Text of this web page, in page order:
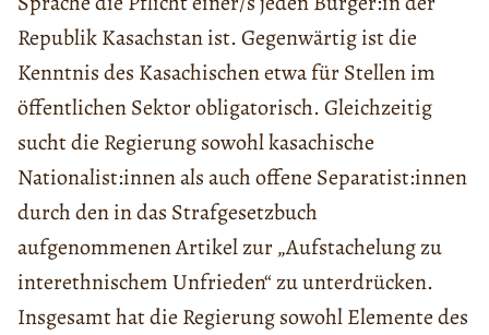
Republik Kasachstan ist. Gegenwärtig ist die
Kenntnis des Kasachischen etwa für Stellen im
öffentlichen Sektor obligatorisch. Gleichzeitig
sucht die Regierung sowohl kasachische
Nationalist:innen als auch offene Separatist:innen
durch den in das Strafgesetzbuch
aufgenommenen Artikel zur „Aufstachelung zu
interethnischem Unfrieden“ zu unterdrücken.
Insgesamt hat die Regierung sowohl Elemente des